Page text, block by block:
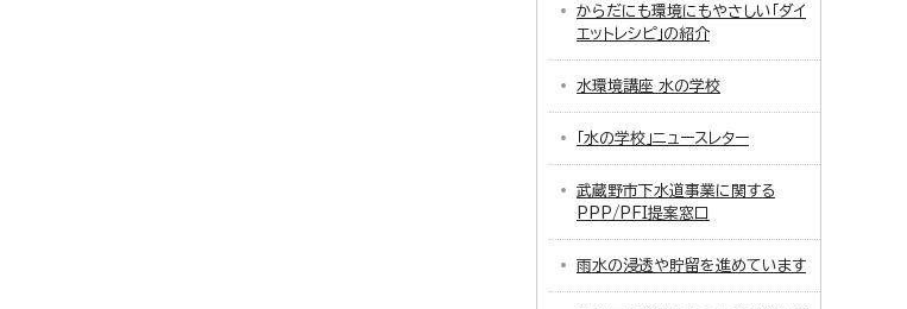
からだにも環境にもやさしい「ダイ
エットレシピ」の紹介
水環境講座 水の学校
「水の学校」ニュースレター
武蔵野市下水道事業に関する
PPP/PFI提案窓口
雨水の浸透や貯留を進めています